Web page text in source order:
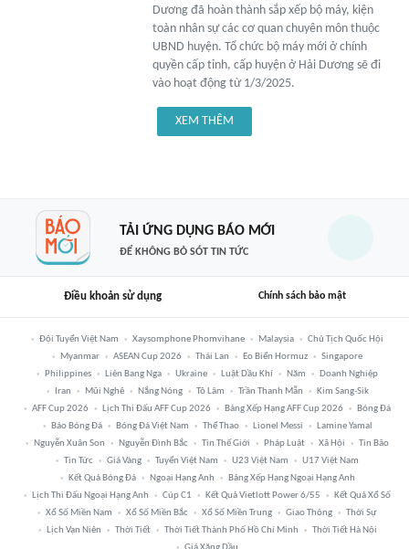
Dương đã hoàn thành sắp xếp bộ máy, kiện
toàn nhân sự các cơ quan chuyên môn thuộc
UBND huyện. Tổ chức bộ máy mới ở chính
quyền cấp tỉnh, cấp huyện ở Hải Dương sẽ đi
vào hoạt động từ 1/3/2025.
XEM THÊM
TẢI ỨNG DỤNG BÁO MỚI
ĐỂ KHÔNG BỎ SÓT TIN TỨC
Điều khoản sử dụng Chính sách bảo mật
Đội Tuyển Việt Nam Xaysomphone Phomvihane Malaysia
Chủ Tịch Quốc Hội
Myanmar
ASEAN Cup 2026 Thái Lan Eo Biển Hormuz
Singapore
Philippines
Liên Bang Nga Ukraine Luật Dầu Khí Năm
Doanh Nghiệp
Iran
Mũi Nghê Nắng Nóng Tô Lâm Trần Thanh Mẫn
Kim Sang-Sik
AFF Cup 2026
Lịch Thi Đấu AFF Cup 2026 Bảng Xếp Hạng AFF Cup 2026
Bóng Đá
Báo Bóng Đá
Bóng Đá Việt Nam Thể Thao Lionel Messi
Lamine Yamal
Nguyễn Xuân Son
Nguyễn Đình Bắc Tin Thế Giới Pháp Luật Xã Hội
Tin Bão
Tin Tức
Giá Vàng Tuyển Việt Nam U23 Việt Nam
U17 Việt Nam
Kết Quả Bóng Đá
Ngoại Hạng Anh
Bảng Xếp Hạng Ngoại Hạng Anh
Lịch Thi Đấu Ngoại Hạng Anh
Cúp C1 Kết Quả Vietlott Power 6/55
Kết Quả Xổ Số
Xổ Số Miền Nam
Xổ Số Miền Bắc Xổ Số Miền Trung Giao Thông
Thời Sự
Lịch Vạn Niên
Thời Tiết Thời Tiết Thành Phố Hồ Chí Minh
Thời Tiết Hà Nội
Giá Xăng Dầu